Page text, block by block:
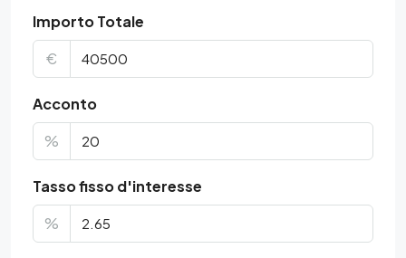
Importo Totale
€
Acconto
%
Tasso fisso d'interesse
%